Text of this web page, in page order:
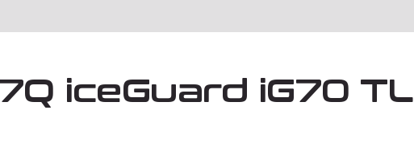
iceGuard iG70 TL